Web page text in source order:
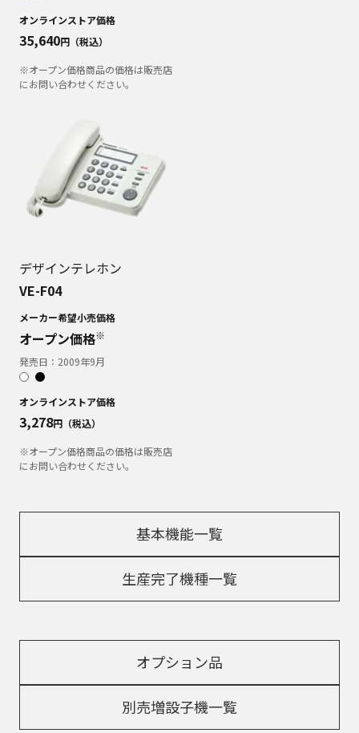
オンラインストア価格
35,640円（税込）
※オープン価格商品の価格は販売店
にお問い合わせください。
デザインテレホン
VE-F04
メーカー希望小売価格
オープン価格※
発売日： 2009年9月
オンラインストア価格
3,278円（税込）
※オープン価格商品の価格は販売店
にお問い合わせください。
基本機能一覧
生産完了機種一覧
オプション品
別売増設子機一覧